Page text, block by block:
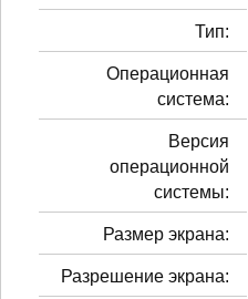
Тип:
Операционная
система:
Версия
операционной
системы:
Размер экрана:
Разрешение экрана: